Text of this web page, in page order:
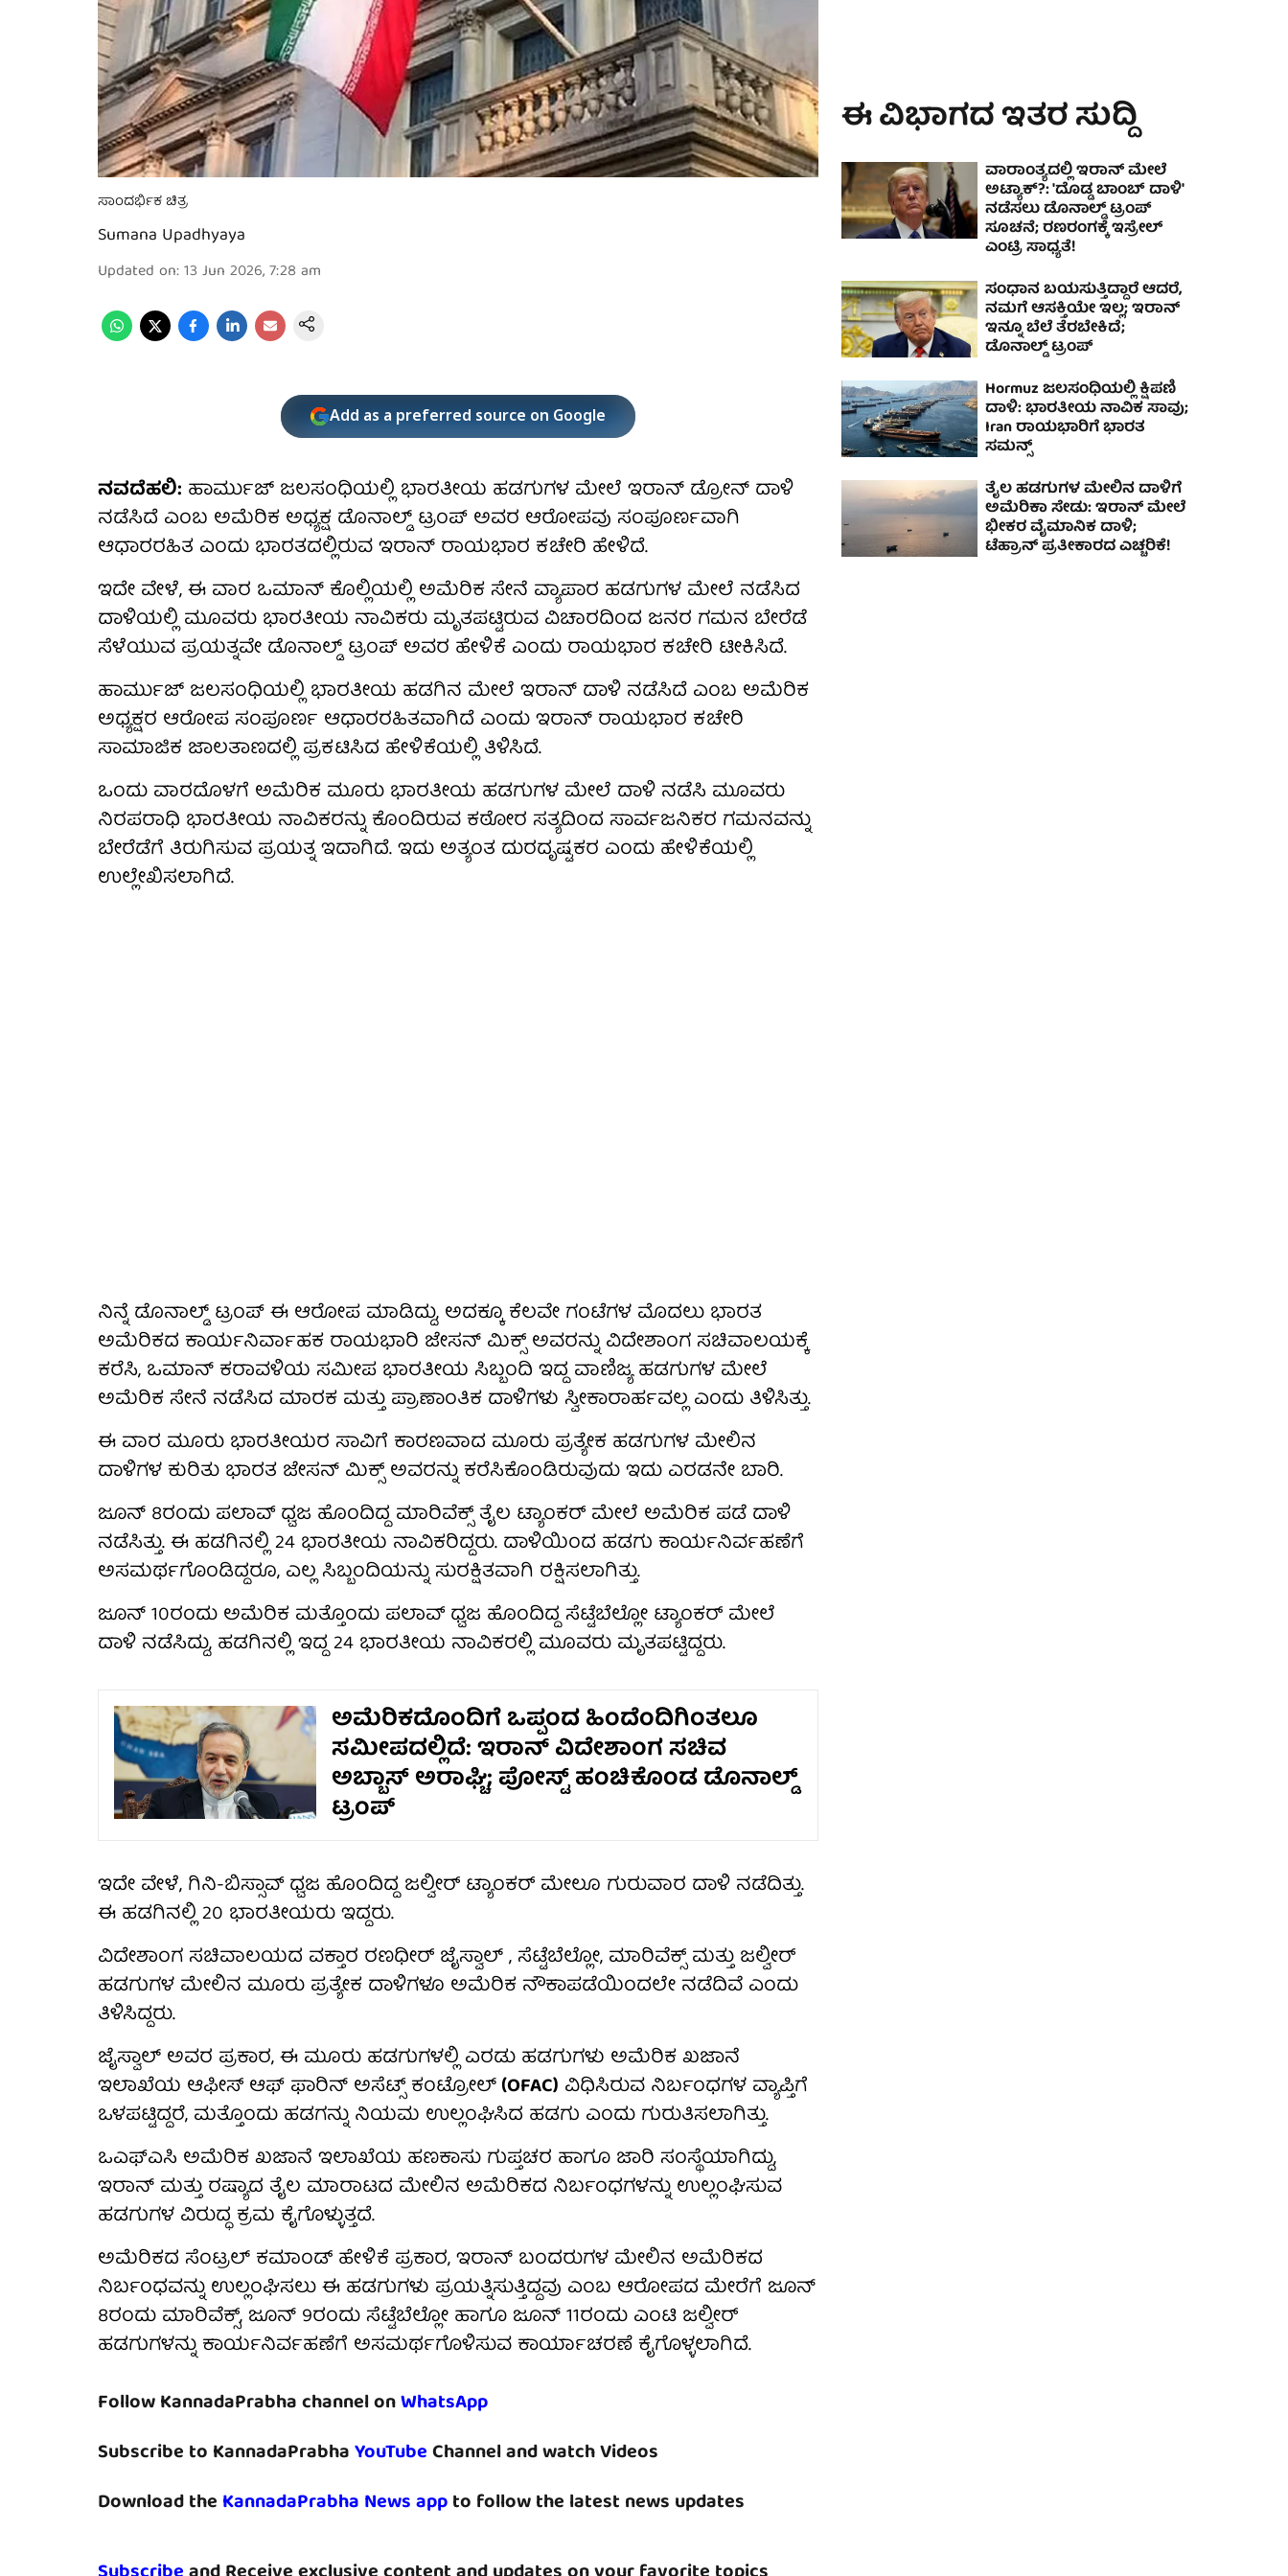
ಸಾಂದರ್ಭಿಕ ಚಿತ್ರ
Sumana Upadhyaya
Updated on:13 Jun 2026, 7:28 am
Add as a preferred source on Google
ನವದೆಹಲಿ: ಹಾರ್ಮುಜ್ ಜಲಸಂಧಿಯಲ್ಲಿ ಭಾರತೀಯ ಹಡಗುಗಳ ಮೇಲೆ ಇರಾನ್ ಡ್ರೋನ್ ದಾಳಿ
ನಡೆಸಿದೆ ಎಂಬ ಅಮೆರಿಕ ಅಧ್ಯಕ್ಷ ಡೊನಾಲ್ಡ್ ಟ್ರಂಪ್ ಅವರ ಆರೋಪವು ಸಂಪೂರ್ಣವಾಗಿ
ಆಧಾರರಹಿತ ಎಂದು ಭಾರತದಲ್ಲಿರುವ ಇರಾನ್ ರಾಯಭಾರ ಕಚೇರಿ ಹೇಳಿದೆ.
ಇದೇ ವೇಳೆ, ಈ ವಾರ ಒಮಾನ್ ಕೊಲ್ಲಿಯಲ್ಲಿ ಅಮೆರಿಕ ಸೇನೆ ವ್ಯಾಪಾರ ಹಡಗುಗಳ ಮೇಲೆ ನಡೆಸಿದ
ದಾಳಿಯಲ್ಲಿ ಮೂವರು ಭಾರತೀಯ ನಾವಿಕರು ಮೃತಪಟ್ಟಿರುವ ವಿಚಾರದಿಂದ ಜನರ ಗಮನ ಬೇರೆಡೆ
ಸೆಳೆಯುವ ಪ್ರಯತ್ನವೇ ಡೊನಾಲ್ಡ್ ಟ್ರಂಪ್ ಅವರ ಹೇಳಿಕೆ ಎಂದು ರಾಯಭಾರ ಕಚೇರಿ ಟೀಕಿಸಿದೆ.
ಹಾರ್ಮುಜ್ ಜಲಸಂಧಿಯಲ್ಲಿ ಭಾರತೀಯ ಹಡಗಿನ ಮೇಲೆ ಇರಾನ್ ದಾಳಿ ನಡೆಸಿದೆ ಎಂಬ ಅಮೆರಿಕ
ಅಧ್ಯಕ್ಷರ ಆರೋಪ ಸಂಪೂರ್ಣ ಆಧಾರರಹಿತವಾಗಿದೆ ಎಂದು ಇರಾನ್ ರಾಯಭಾರ ಕಚೇರಿ
ಸಾಮಾಜಿಕ ಜಾಲತಾಣದಲ್ಲಿ ಪ್ರಕಟಿಸಿದ ಹೇಳಿಕೆಯಲ್ಲಿ ತಿಳಿಸಿದೆ.
ಒಂದು ವಾರದೊಳಗೆ ಅಮೆರಿಕ ಮೂರು ಭಾರತೀಯ ಹಡಗುಗಳ ಮೇಲೆ ದಾಳಿ ನಡೆಸಿ ಮೂವರು
ನಿರಪರಾಧಿ ಭಾರತೀಯ ನಾವಿಕರನ್ನು ಕೊಂದಿರುವ ಕಠೋರ ಸತ್ಯದಿಂದ ಸಾರ್ವಜನಿಕರ ಗಮನವನ್ನು
ಬೇರೆಡೆಗೆ ತಿರುಗಿಸುವ ಪ್ರಯತ್ನ ಇದಾಗಿದೆ. ಇದು ಅತ್ಯಂತ ದುರದೃಷ್ಟಕರ ಎಂದು ಹೇಳಿಕೆಯಲ್ಲಿ
ಉಲ್ಲೇಖಿಸಲಾಗಿದೆ.
ನಿನ್ನೆ ಡೊನಾಲ್ಡ್ ಟ್ರಂಪ್ ಈ ಆರೋಪ ಮಾಡಿದ್ದು, ಅದಕ್ಕೂ ಕೆಲವೇ ಗಂಟೆಗಳ ಮೊದಲು ಭಾರತ
ಅಮೆರಿಕದ ಕಾರ್ಯನಿರ್ವಾಹಕ ರಾಯಭಾರಿ ಜೇಸನ್ ಮಿಕ್ಸ್ ಅವರನ್ನು ವಿದೇಶಾಂಗ ಸಚಿವಾಲಯಕ್ಕೆ
ಕರೆಸಿ, ಒಮಾನ್ ಕರಾವಳಿಯ ಸಮೀಪ ಭಾರತೀಯ ಸಿಬ್ಬಂದಿ ಇದ್ದ ವಾಣಿಜ್ಯ ಹಡಗುಗಳ ಮೇಲೆ
ಅಮೆರಿಕ ಸೇನೆ ನಡೆಸಿದ ಮಾರಕ ಮತ್ತು ಪ್ರಾಣಾಂತಿಕ ದಾಳಿಗಳು ಸ್ವೀಕಾರಾರ್ಹವಲ್ಲ ಎಂದು ತಿಳಿಸಿತ್ತು.
ಈ ವಾರ ಮೂರು ಭಾರತೀಯರ ಸಾವಿಗೆ ಕಾರಣವಾದ ಮೂರು ಪ್ರತ್ಯೇಕ ಹಡಗುಗಳ ಮೇಲಿನ
ದಾಳಿಗಳ ಕುರಿತು ಭಾರತ ಜೇಸನ್ ಮಿಕ್ಸ್ ಅವರನ್ನು ಕರೆಸಿಕೊಂಡಿರುವುದು ಇದು ಎರಡನೇ ಬಾರಿ.
ಜೂನ್ 8ರಂದು ಪಲಾವ್ ಧ್ವಜ ಹೊಂದಿದ್ದ ಮಾರಿವೆಕ್ಸ್ ತೈಲ ಟ್ಯಾಂಕರ್ ಮೇಲೆ ಅಮೆರಿಕ ಪಡೆ ದಾಳಿ
ನಡೆಸಿತ್ತು. ಈ ಹಡಗಿನಲ್ಲಿ 24 ಭಾರತೀಯ ನಾವಿಕರಿದ್ದರು. ದಾಳಿಯಿಂದ ಹಡಗು ಕಾರ್ಯನಿರ್ವಹಣೆಗೆ
ಅಸಮರ್ಥಗೊಂಡಿದ್ದರೂ, ಎಲ್ಲ ಸಿಬ್ಬಂದಿಯನ್ನು ಸುರಕ್ಷಿತವಾಗಿ ರಕ್ಷಿಸಲಾಗಿತ್ತು.
ಜೂನ್ 10ರಂದು ಅಮೆರಿಕ ಮತ್ತೊಂದು ಪಲಾವ್ ಧ್ವಜ ಹೊಂದಿದ್ದ ಸೆಟ್ಟೆಬೆಲ್ಲೋ ಟ್ಯಾಂಕರ್ ಮೇಲೆ
ದಾಳಿ ನಡೆಸಿದ್ದು, ಹಡಗಿನಲ್ಲಿ ಇದ್ದ 24 ಭಾರತೀಯ ನಾವಿಕರಲ್ಲಿ ಮೂವರು ಮೃತಪಟ್ಟಿದ್ದರು.
ಅಮೆರಿಕದೊಂದಿಗೆ ಒಪ್ಪಂದ ಹಿಂದೆಂದಿಗಿಂತಲೂ
ಸಮೀಪದಲ್ಲಿದೆ: ಇರಾನ್ ವಿದೇಶಾಂಗ ಸಚಿವ
ಅಬ್ಬಾಸ್ ಅರಾಘ್ಚಿ; ಪೋಸ್ಟ್ ಹಂಚಿಕೊಂಡ ಡೊನಾಲ್ಡ್
ಟ್ರಂಪ್
ಇದೇ ವೇಳೆ, ಗಿನಿ-ಬಿಸ್ಸಾವ್ ಧ್ವಜ ಹೊಂದಿದ್ದ ಜಲ್ವೀರ್ ಟ್ಯಾಂಕರ್ ಮೇಲೂ ಗುರುವಾರ ದಾಳಿ ನಡೆದಿತ್ತು.
ಈ ಹಡಗಿನಲ್ಲಿ 20 ಭಾರತೀಯರು ಇದ್ದರು.
ವಿದೇಶಾಂಗ ಸಚಿವಾಲಯದ ವಕ್ತಾರ ರಣಧೀರ್ ಜೈಸ್ವಾಲ್ , ಸೆಟ್ಟೆಬೆಲ್ಲೋ, ಮಾರಿವೆಕ್ಸ್ ಮತ್ತು ಜಲ್ವೀರ್
ಹಡಗುಗಳ ಮೇಲಿನ ಮೂರು ಪ್ರತ್ಯೇಕ ದಾಳಿಗಳೂ ಅಮೆರಿಕ ನೌಕಾಪಡೆಯಿಂದಲೇ ನಡೆದಿವೆ ಎಂದು
ತಿಳಿಸಿದ್ದರು.
ಜೈಸ್ವಾಲ್ ಅವರ ಪ್ರಕಾರ, ಈ ಮೂರು ಹಡಗುಗಳಲ್ಲಿ ಎರಡು ಹಡಗುಗಳು ಅಮೆರಿಕ ಖಜಾನೆ
ಇಲಾಖೆಯ ಆಫೀಸ್ ಆಫ್ ಫಾರಿನ್ ಅಸೆಟ್ಸ್ ಕಂಟ್ರೋಲ್(OFAC) ವಿಧಿಸಿರುವ ನಿರ್ಬಂಧಗಳ ವ್ಯಾಪ್ತಿಗೆ
ಒಳಪಟ್ಟಿದ್ದರೆ, ಮತ್ತೊಂದು ಹಡಗನ್ನು ನಿಯಮ ಉಲ್ಲಂಘಿಸಿದ ಹಡಗು ಎಂದು ಗುರುತಿಸಲಾಗಿತ್ತು.
ಒಎಫ್‌ಎಸಿ ಅಮೆರಿಕ ಖಜಾನೆ ಇಲಾಖೆಯ ಹಣಕಾಸು ಗುಪ್ತಚರ ಹಾಗೂ ಜಾರಿ ಸಂಸ್ಥೆಯಾಗಿದ್ದು,
ಇರಾನ್ ಮತ್ತು ರಷ್ಯಾದ ತೈಲ ಮಾರಾಟದ ಮೇಲಿನ ಅಮೆರಿಕದ ನಿರ್ಬಂಧಗಳನ್ನು ಉಲ್ಲಂಘಿಸುವ
ಹಡಗುಗಳ ವಿರುದ್ಧ ಕ್ರಮ ಕೈಗೊಳ್ಳುತ್ತದೆ.
ಅಮೆರಿಕದ ಸೆಂಟ್ರಲ್ ಕಮಾಂಡ್ ಹೇಳಿಕೆ ಪ್ರಕಾರ, ಇರಾನ್ ಬಂದರುಗಳ ಮೇಲಿನ ಅಮೆರಿಕದ
ನಿರ್ಬಂಧವನ್ನು ಉಲ್ಲಂಘಿಸಲು ಈ ಹಡಗುಗಳು ಪ್ರಯತ್ನಿಸುತ್ತಿದ್ದವು ಎಂಬ ಆರೋಪದ ಮೇರೆಗೆ ಜೂನ್
8ರಂದು ಮಾರಿವೆಕ್ಸ್, ಜೂನ್ 9ರಂದು ಸೆಟ್ಟೆಬೆಲ್ಲೋ ಹಾಗೂ ಜೂನ್ 11ರಂದು ಎಂಟಿ ಜಲ್ವೀರ್
ಹಡಗುಗಳನ್ನು ಕಾರ್ಯನಿರ್ವಹಣೆಗೆ ಅಸಮರ್ಥಗೊಳಿಸುವ ಕಾರ್ಯಾಚರಣೆ ಕೈಗೊಳ್ಳಲಾಗಿದೆ.
Follow KannadaPrabha channel onWhatsApp
Subscribe to KannadaPrabhaYouTubeChannel and watch Videos
Download the KannadaPrabha News appto follow the latest news updates
ಈ ವಿಭಾಗದ ಇತರ ಸುದ್ದಿ
ವಾರಾಂತ್ಯದಲ್ಲಿ ಇರಾನ್ ಮೇಲೆ
ಅಟ್ಯಾಕ್?: 'ದೊಡ್ಡ ಬಾಂಬ್ ದಾಳಿ'
ನಡೆಸಲು ಡೊನಾಲ್ಡ್ ಟ್ರಂಪ್
ಸೂಚನೆ; ರಣರಂಗಕ್ಕೆ ಇಸ್ರೇಲ್
ಎಂಟ್ರಿ ಸಾಧ್ಯತೆ!
ಸಂಧಾನ ಬಯಸುತ್ತಿದ್ದಾರೆ ಆದರೆ,
ನಮಗೆ ಆಸಕ್ತಿಯೇ ಇಲ್ಲ; ಇರಾನ್
ಇನ್ನೂ ಬೆಲೆ ತೆರಬೇಕಿದೆ;
ಡೊನಾಲ್ಡ್ ಟ್ರಂಪ್
Hormuz ಜಲಸಂಧಿಯಲ್ಲಿ ಕ್ಷಿಪಣಿ
ದಾಳಿ: ಭಾರತೀಯ ನಾವಿಕ ಸಾವು;
Iran ರಾಯಭಾರಿಗೆ ಭಾರತ
ಸಮನ್ಸ್
ತೈಲ ಹಡಗುಗಳ ಮೇಲಿನ ದಾಳಿಗೆ
ಅಮೆರಿಕಾ ಸೇಡು: ಇರಾನ್ ಮೇಲೆ
ಭೀಕರ ವೈಮಾನಿಕ ದಾಳಿ;
ಟೆಹ್ರಾನ್ ಪ್ರತೀಕಾರದ ಎಚ್ಚರಿಕೆ!